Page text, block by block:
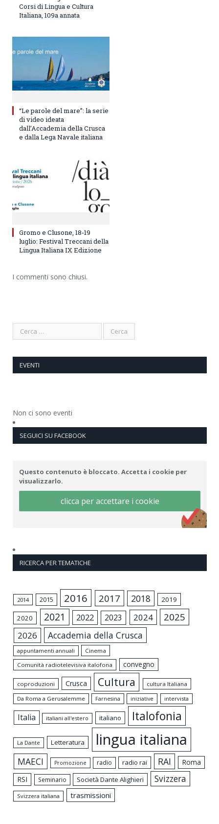
Corsi di Lingua e Cultura
Italiana, 109a annata
“Le parole del mare”: la serie
di video ideata
dall’Accademia della Crusca
e dalla Lega Navale italiana
Gromo e Clusone, 18-19
luglio: Festival Treccani della
Lingua Italiana IX Edizione
I commenti sono chiusi.
EVENTI
Non ci sono eventi
SEGUICI SU FACEBOOK
Questo contenuto è bloccato. Accetta i cookie per
visualizzarlo.
clicca per accettare i cookie
RICERCA PER TEMATICHE
2014 2015 2016 2017 2018 2019
2020 2021 2022 2023 2024 2025
2026 Accademia della Crusca
appuntamenti annuali
Cinema
Comunità radiotelevisiva italofona
convegno
coproduzioni Crusca Cultura
cultura Italiana
Da Roma a Gerusalemme
Farnesina iniziative intervista
Italia italiani all'estero italiano Italofonia
La Dante Letteratura lingua italiana
MAECI Promozione radio radio rai RAI
Roma
RSI
Seminario Società Dante Alighieri Svizzera
Svizzera italiana trasmissioni